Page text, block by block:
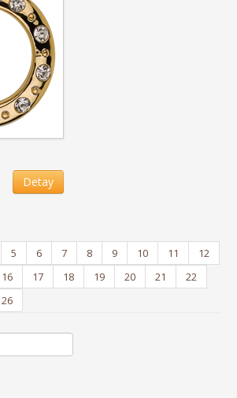
Detay
5 6 7 8 9 10 11
12
16 17 18 19 20 21
22
26